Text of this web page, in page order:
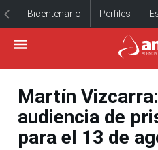
Bicentenario Perfiles
Martín
audiencia de
para el 13 de